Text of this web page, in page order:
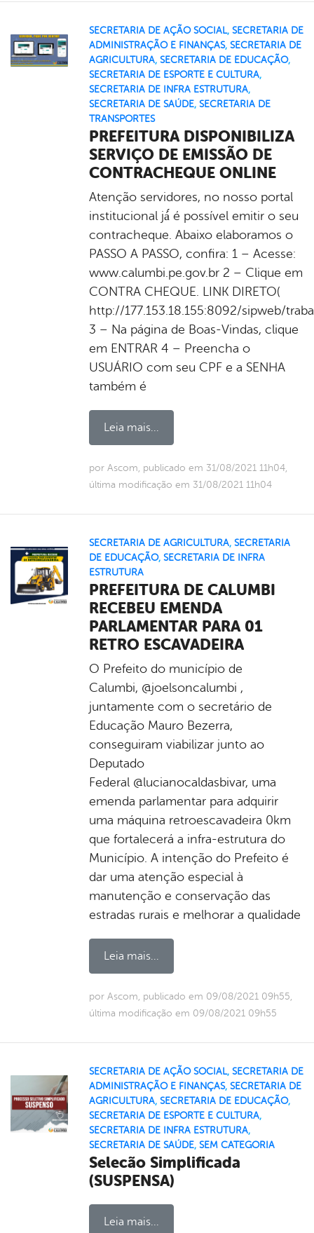
SECRETARIA DE AÇÃO SOCIAL, SECRETARIA DE
ADMINISTRAÇÃO E FINANÇAS, SECRETARIA DE
AGRICULTURA, SECRETARIA DE EDUCAÇÃO,
SECRETARIA DE ESPORTE E CULTURA,
SECRETARIA DE INFRA ESTRUTURA,
SECRETARIA DE SAÚDE, SECRETARIA DE
TRANSPORTES
PREFEITURA DISPONIBILIZA
SERVIÇO DE EMISSÃO DE
CONTRACHEQUE ONLINE
Atenção servidores, no nosso portal
institucional já́ é possível emitir o seu
contracheque. Abaixo elaboramos o
PASSO A PASSO, confira: 1 – Acesse:
www.calumbi.pe.gov.br 2 – Clique em
CONTRA CHEQUE. LINK DIRETO(
http://177.153.18.155:8092/sipweb/
3 – Na página de Boas-Vindas, clique
em ENTRAR 4 – Preencha o
USUÁRIO com seu CPF e a SENHA
também é
Leia mais...
por Ascom, publicado em 31/08/2021 11h04,
última modificação em 31/08/2021 11h04
SECRETARIA DE AGRICULTURA, SECRETARIA
DE EDUCAÇÃO, SECRETARIA DE INFRA
ESTRUTURA
PREFEITURA DE CALUMBI
RECEBEU EMENDA
PARLAMENTAR PARA 01
RETRO ESCAVADEIRA
O Prefeito do município de
Calumbi, @joelsoncalumbi ,
juntamente com o secretário de
Educação Mauro Bezerra,
conseguiram viabilizar junto ao
Deputado
Federal @lucianocaldasbivar, uma
emenda parlamentar para adquirir
uma máquina retroescavadeira 0km
que fortalecerá a infra-estrutura do
Município. A intenção do Prefeito é
dar uma atenção especial à
manutenção e conservação das
estradas rurais e melhorar a qualidade
Leia mais...
por Ascom, publicado em 09/08/2021 09h55,
última modificação em 09/08/2021 09h55
SECRETARIA DE AÇÃO SOCIAL, SECRETARIA DE
ADMINISTRAÇÃO E FINANÇAS, SECRETARIA DE
AGRICULTURA, SECRETARIA DE EDUCAÇÃO,
SECRETARIA DE ESPORTE E CULTURA,
SECRETARIA DE INFRA ESTRUTURA,
SECRETARIA DE SAÚDE, SEM CATEGORIA
Selecão Simplificada
(SUSPENSA)
Leia mais...